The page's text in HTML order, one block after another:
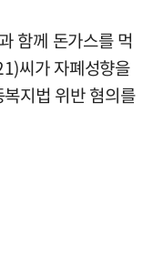
함께 돈가스를 먹
씨가 자폐성향을
지법 위반 혐의를